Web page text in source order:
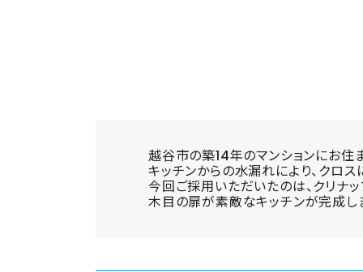
越谷市の築14年のマンションにお住
キッチンからの水漏れにより、クロ
今回ご採用いただいたのは、クリナッ
木目の扉が素敵なキッチンが完成し